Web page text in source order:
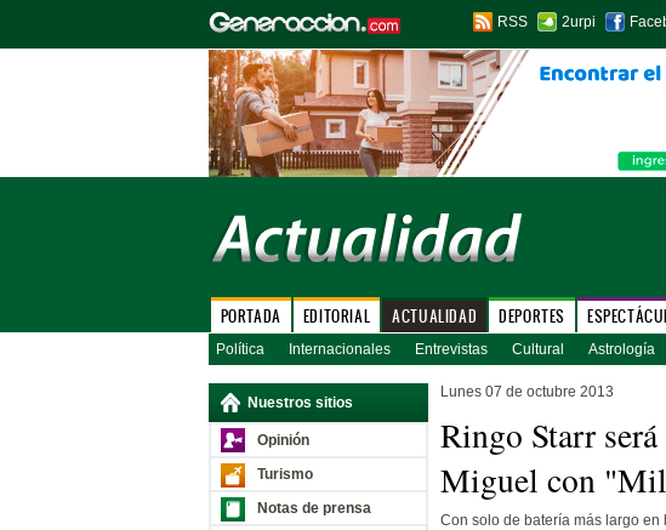
RSS 2urpi
PORTADA EDITORIAL ACTUALIDAD DEPORTES
Política Internacionales Entrevistas Cultural Astrología
Nuestros sitios
Opinión
Turismo
Notas de prensa
Lunes 07 de octubre 2013
Ringo Starr
Miguel con
Con solo de batería más largo en